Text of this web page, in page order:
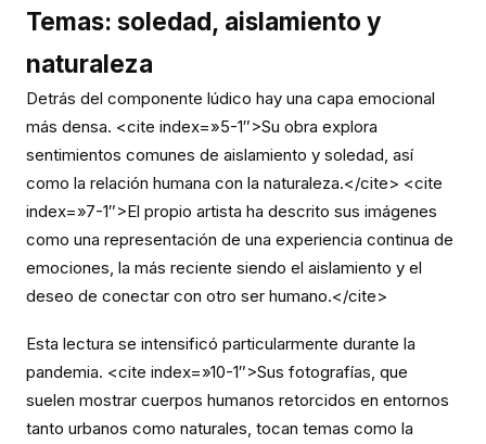
Temas: soledad, aislamiento y
naturaleza
Detrás del componente lúdico hay una capa emocional
más densa. <cite index=»5-1″>Su obra explora
sentimientos comunes de aislamiento y soledad, así
como la relación humana con la naturaleza.</cite> <cite
index=»7-1″>El propio artista ha descrito sus imágenes
como una representación de una experiencia continua de
emociones, la más reciente siendo el aislamiento y el
deseo de conectar con otro ser humano.</cite>
Esta lectura se intensificó particularmente durante la
pandemia. <cite index=»10-1″>Sus fotografías, que
suelen mostrar cuerpos humanos retorcidos en entornos
tanto urbanos como naturales, tocan temas como la